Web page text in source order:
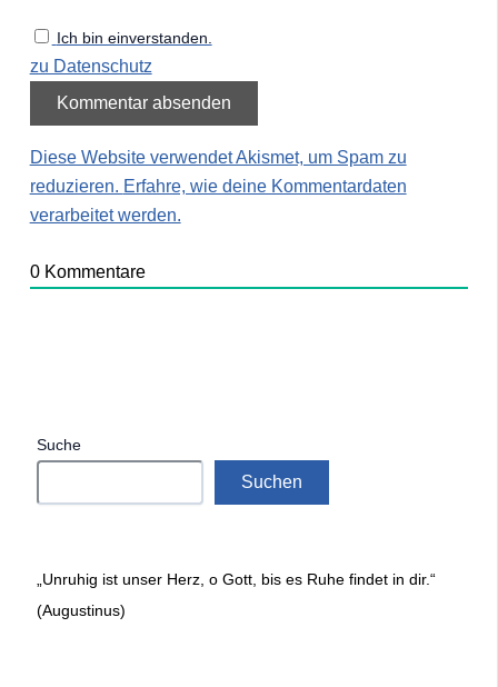
Ich bin einverstanden.
zu Datenschutz
Diese Website verwendet Akismet, um Spam zu
reduzieren. Erfahre, wie deine Kommentardaten
verarbeitet werden.
0Kommentare
Suche
Suchen
„Unruhig ist unser Herz, o Gott, bis es Ruhe findet in dir.“
(Augustinus)